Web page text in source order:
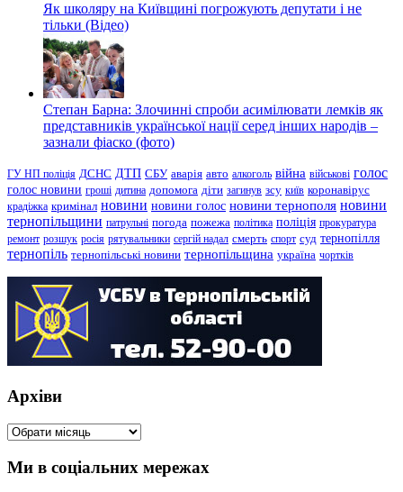
Як школяру на Київщині погрожують депутати і не
тільки (Відео)
Степан Барна: Злочинні спроби асимілювати лемків як
представників української нації серед інших народів –
зазнали фіаско (фото)
ГУ НП поліція ДСНС ДТП СБУ аварія авто алкоголь війна військові голос
голос новини гроші дитина допомога діти загинув зсу київ коронавірус
крадіжка кримінал новини новини голос новини тернополя новини
тернопільщини патрульні погода пожежа політика поліція прокуратура
ремонт розшук росія рятувальники сергій надал смерть спорт суд тернопілля
тернопіль тернопільські новини тернопільщина україна чортків
Архіви
Архіви
Ми в соціальних мережах